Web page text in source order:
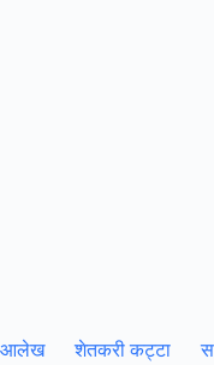
शेतकरी कट्टा